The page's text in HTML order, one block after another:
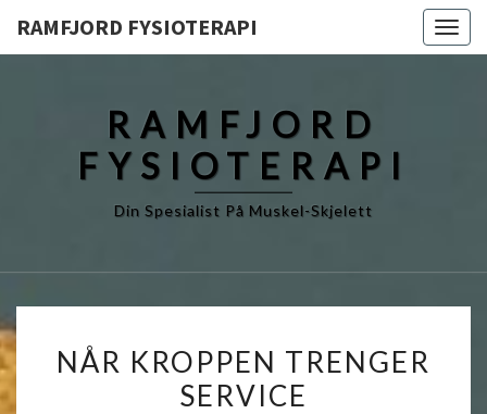
RAMFJORD FYSIOTERAPI
RAMFJORD
FYSIOTERAPI
Din Spesialist På Muskel-Skjelett
KROPPEN
TRENGER
NÅR KROPPEN TRENGER
SERVICE